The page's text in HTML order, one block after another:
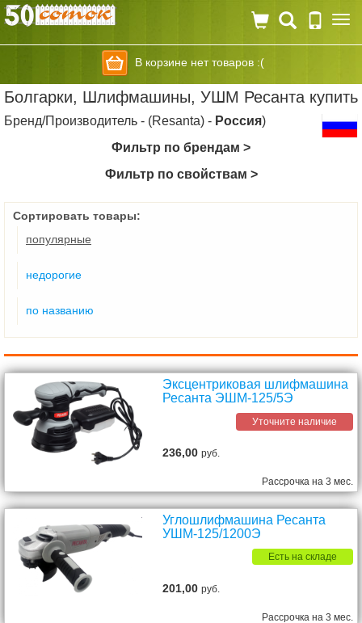
В корзине нет товаров :(
Болгарки, Шлифмашины, УШМ Ресанта купить
Бренд/Производитель - (Resanta) - Россия)
Фильтр по брендам >
Фильтр по свойствам >
Сортировать товары:
популярные
недорогие
по названию
Эксцентриковая шлифмашина
Ресанта ЭШМ-125/5Э
Уточните наличие
236,00руб.
Рассрочка на 3 мес.
Углошлифмашина Ресанта
УШМ-125/1200Э
Есть на складе
201,00руб.
Рассрочка на 3 мес.